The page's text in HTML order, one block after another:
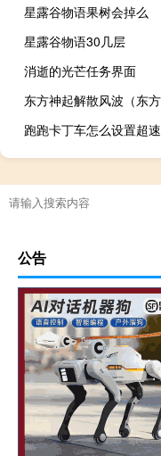
星露谷物语果树会掉么
星露谷物语30几层
消逝的光芒任务界面
跑跑卡丁车怎么设置超速
公告